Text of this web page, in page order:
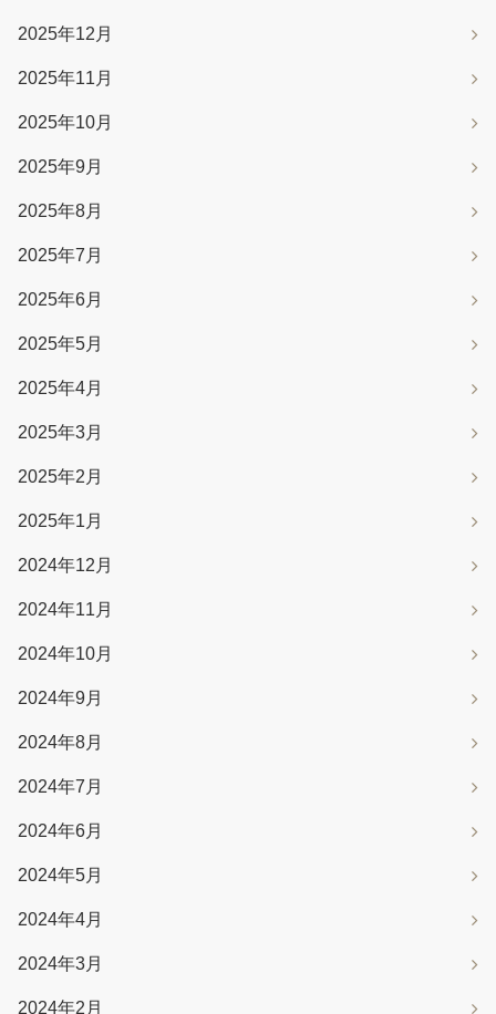
2025年12月
2025年11月
2025年10月
2025年9月
2025年8月
2025年7月
2025年6月
2025年5月
2025年4月
2025年3月
2025年2月
2025年1月
2024年12月
2024年11月
2024年10月
2024年9月
2024年8月
2024年7月
2024年6月
2024年5月
2024年4月
2024年3月
2024年2月